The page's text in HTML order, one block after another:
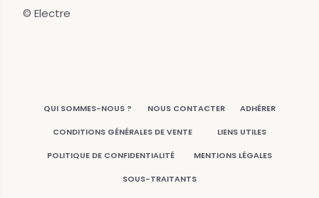
© Electre
QUI SOMMES-NOUS ? NOUS CONTACTER ADHÉRER
CONDITIONS GÉNÉRALES DE VENTE LIENS UTILES
POLITIQUE DE CONFIDENTIALITÉ MENTIONS LÉGALES
SOUS-TRAITANTS